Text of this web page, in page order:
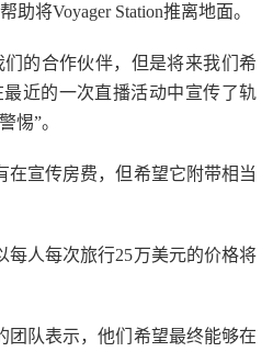
助将Voyager Station推离地面。
们的合作伙伴，但是将来我们希
近的一次直播活动中宣传了轨
惕”。
在宣传房费，但希望它附带相当
每人每次旅行25万美元的价格将
团队表示，他们希望最终能够在